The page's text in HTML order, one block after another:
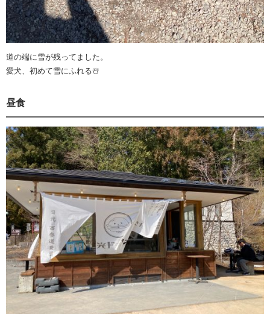
道の端に雪が残ってました。
愛犬、初めて雪にふれる☃️
昼食